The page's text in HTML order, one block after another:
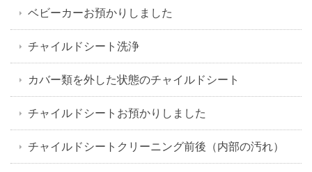
ベビーカーお預かりしました
チャイルドシート洗浄
カバー類を外した状態のチャイルドシート
チャイルドシートお預かりしました
チャイルドシートクリーニング前後（内部の汚れ）